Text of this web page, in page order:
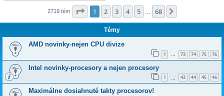
2719 tém Strana z68
1 2 3 4 5 68
Témy
AMD novinky-nejen CPU divize
1 … 73 74 75 76
Intel novinky-procesory a nejen procesory
1 43 44 45 46
Maximálne dosiahnuté takty procesorov!